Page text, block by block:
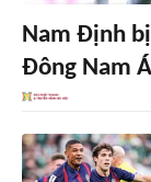
Nam Định
Đông Nam Á